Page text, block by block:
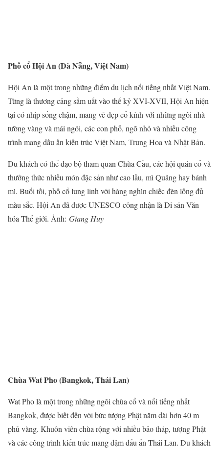
Phố cổ Hội An (Đà Nẵng, Việt Nam)
Hội An là một trong những điểm du lịch nổi tiếng nhất Việt Nam.
Từng là thương cảng sầm uất vào thế kỷ XVI-XVII, Hội An hiện
tại có nhịp sống chậm, mang vẻ đẹp cổ kính với những ngôi nhà
tường vàng và mái ngói, các con phố, ngõ nhỏ và nhiều công
trình mang dấu ấn kiến trúc Việt Nam, Trung Hoa và Nhật Bản.
Du khách có thể dạo bộ tham quan Chùa Cầu, các hội quán cổ và
thưởng thức nhiều món đặc sản như cao lầu, mì Quảng hay bánh
mì. Buổi tối, phố cổ lung linh với hàng nghìn chiếc đèn lồng đủ
màu sắc. Hội An đã được UNESCO công nhận là Di sản Văn
hóa Thế giới. Ảnh: Giang Huy
Chùa Wat Pho (Bangkok, Thái Lan)
Wat Pho là một trong những ngôi chùa cổ và nổi tiếng nhất
Bangkok, được biết đến với bức tượng Phật nằm dài hơn 40 m
phủ vàng. Khuôn viên chùa rộng với nhiều bảo tháp, tượng Phật
và các công trình kiến trúc mang đậm dấu ấn Thái Lan. Du khách